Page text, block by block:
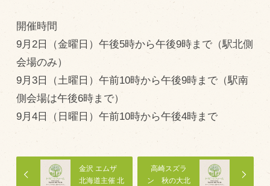
開催時間
9月2日（金曜日）午後5時から午後9時まで（駅北側
会場のみ）
9月3日（土曜日）午前10時から午後9時まで（駅南
側会場は午後6時まで）
9月4日（日曜日）午前10時から午後4時まで
高崎スズラ
ン 秋の大北
金沢 エムザ
北海道主催 北
その他
牧場のご紹介
牧場の仕事
飼育している牛について
販売加工場